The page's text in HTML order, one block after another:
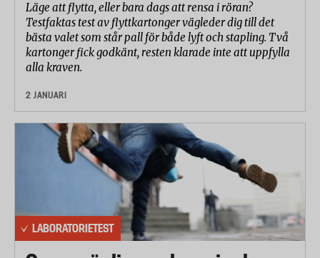
Läge att flytta, eller bara dags att rensa i röran?
Testfaktas test av flyttkartonger vägleder dig till det
bästa valet som står pall för både lyft och stapling. Två
kartonger fick godkänt, resten klarade inte att uppfylla
alla kraven.
2 JANUARI
LABORATORIETEST